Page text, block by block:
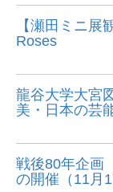
【瀬田ミニ展
Roses
龍谷大学大宮
美・日本の芸能
戦後80年企画
の開催（11月